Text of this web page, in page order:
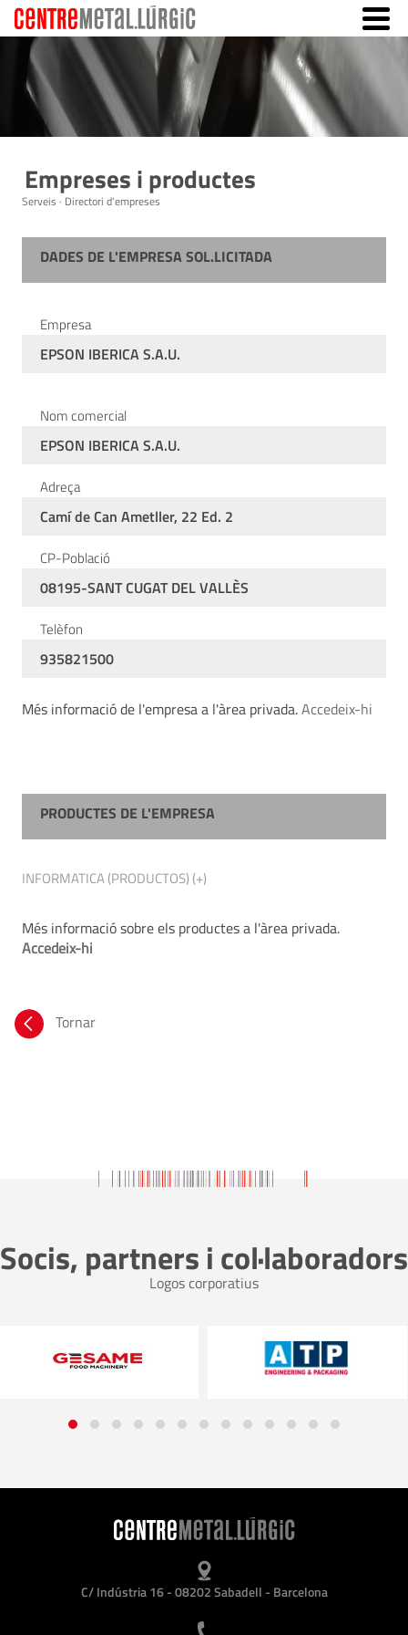
Empreses i productes
Serveis · Directori d'empreses
DADES DE L'EMPRESA SOL.LICITADA
Empresa
EPSON IBERICA S.A.U.
Nom comercial
EPSON IBERICA S.A.U.
Adreça
Camí de Can Ametller, 22 Ed. 2
CP-Població
08195-SANT CUGAT DEL VALLÈS
Telèfon
935821500
Més informació de l'empresa a l'àrea privada.Accedeix-hi
PRODUCTES DE L'EMPRESA
INFORMATICA (PRODUCTOS) (+)
Més informació sobre els productes a l'àrea privada.
Accedeix-hi
Tornar
Socis, partners i col·laboradors
Logos corporatius
C/ Indústria 16 - 08202 Sabadell - Barcelona